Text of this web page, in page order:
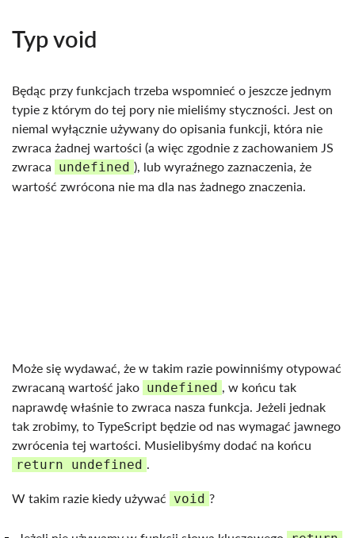
Typ void
Będąc przy funkcjach trzeba wspomnieć o jeszcze jednym
typie z którym do tej pory nie mieliśmy styczności. Jest on
niemal wyłącznie używany do opisania funkcji, która nie
zwraca żadnej wartości (a więc zgodnie z zachowaniem JS
zwraca undefined ), lub wyraźnego zaznaczenia, że
wartość zwrócona nie ma dla nas żadnego znaczenia.
Może się wydawać, że w takim razie powinniśmy otypować
zwracaną wartość jako undefined , w końcu tak
naprawdę właśnie to zwraca nasza funkcja. Jeżeli jednak
tak zrobimy, to TypeScript będzie od nas wymagać jawnego
zwrócenia tej wartości. Musielibyśmy dodać na końcu
return undefined .
W takim razie kiedy używać void ?